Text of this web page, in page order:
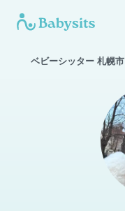
ベビーシッター 札幌市